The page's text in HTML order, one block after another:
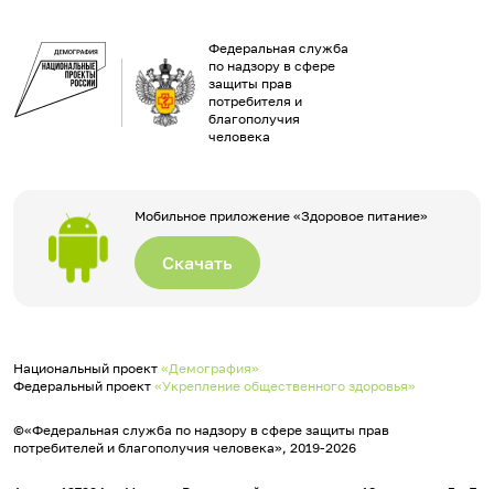
Федеральная служба
по надзору в сфере
защиты прав
потребителя и
благополучия
человека
Мобильное приложение «Здоровое питание»
Скачать
Национальный проект «Демография»
Федеральный проект «Укрепление общественного здоровья»
©«Федеральная служба по надзору в сфере защиты прав
потребителей и благополучия человека», 2019-2026